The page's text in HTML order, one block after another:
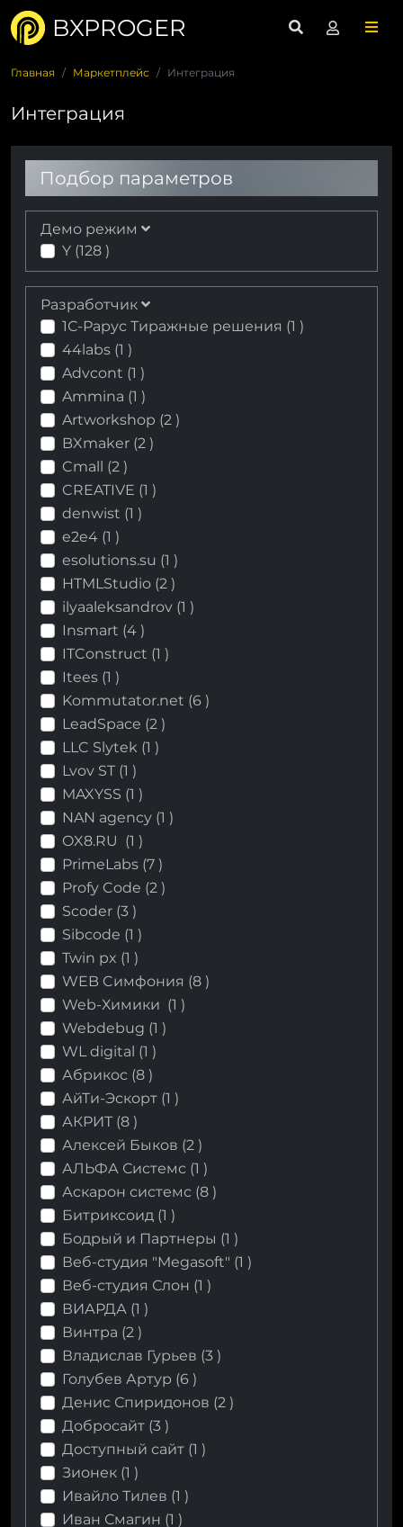
BXPROGER
Главная Маркетплейс Интеграция
Интеграция
Подбор параметров
Демо режим
Y (128 )
Разработчик
1С-Рарус Тиражные решения (1 )
44labs (1 )
Advcont (1 )
Ammina (1 )
Artworkshop (2 )
BXmaker (2 )
Cmall (2 )
CREATIVE (1 )
denwist (1 )
e2e4 (1 )
esolutions.su (1 )
HTMLStudio (2 )
ilyaaleksandrov (1 )
Insmart (4 )
ITConstruct (1 )
Itees (1 )
Kommutator.net (6 )
LeadSpace (2 )
LLC Slytek (1 )
Lvov ST (1 )
MAXYSS (1 )
NAN agency (1 )
OX8.RU (1 )
PrimeLabs (7 )
Profy Code (2 )
Scoder (3 )
Sibcode (1 )
Twin px (1 )
WEB Cимфония (8 )
Web-Химики (1 )
Webdebug (1 )
WL digital (1 )
Абрикос (8 )
АйТи-Эскорт (1 )
АКРИТ (8 )
Алексей Быков (2 )
АЛЬФА Системс (1 )
Аскарон системс (8 )
Битриксоид (1 )
Бодрый и Партнеры (1 )
Веб-студия "Megasoft" (1 )
Веб-студия Слон (1 )
ВИАРДА (1 )
Винтра (2 )
Владислав Гурьев (3 )
Голубев Артур (6 )
Денис Спиридонов (2 )
Добросайт (3 )
Доступный сайт (1 )
Зионек (1 )
Ивайло Тилев (1 )
Иван Смагин (1 )